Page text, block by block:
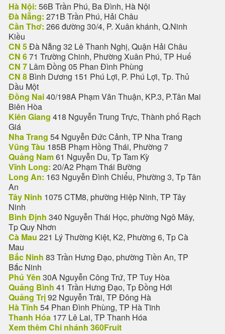
Hà Nội: 56B Trần Phú, Ba Đình, Hà Nội
Đà Nẵng: 271B Trần Phú, Hải Châu
Cần Thơ: 266 đường 30/4, P. Xuân khánh, Q.Ninh
Kiều
CN 5Đà Nẵng 32 Lê Thanh Nghị, Quận Hải Châu
CN 671 Trường Chinh, Phường Xuân Phú, TP Huế
CN 7 Lâm Đồng 05 Phan Đình Phùng
CN 8 Bình Dương 151 Phú Lợi, P. Phú Lợi, Tp. Thủ
Dầu Một
Đồng Nai40/198A Phạm Văn Thuận, KP.3, P.Tân Mai
Biên Hòa
Kiên Giang 418 Nguyễn Trung Trực, Thành phố Rạch
Giá
Nha Trang 54 Nguyễn Đức Cảnh, TP Nha Trang
Vũng Tàu 185B Phạm Hồng Thái, Phường 7
Quảng Nam61 Nguyễn Du, Tp Tam Kỳ
Vĩnh Long: 20/A2 Phạm Thái Bường
Long An: 163 Nguyễn Đình Chiểu, Phường 3, Tp Tân
An
Tây Ninh 1075 CTM8, phường Hiệp Ninh, TP Tây
Ninh
Bình Định 340 Nguyễn Thái Học, phường Ngô Mây,
Tp Quy Nhơn
Cà Mau 221 Lý Thường Kiệt, K2, Phường 6, Tp Cà
Mau
Bắc Ninh 83 Trần Hưng Đạo, phường Tiền An, TP
Bắc Ninh
Phú Yên 30A Nguyễn Công Trứ, TP Tuy Hòa
Quảng Bình 41 Trần Hưng Đạo, Tp Đồng Hới
Quảng Trị92 Nguyễn Trãi, TP Đông Hà
Hà Tĩnh 54 Phan Đình Phùng, TP Hà Tĩnh
Thanh Hóa 177 Lê Lai, TP Thanh Hóa
Xem thêm Chi nhánh 360Fruit